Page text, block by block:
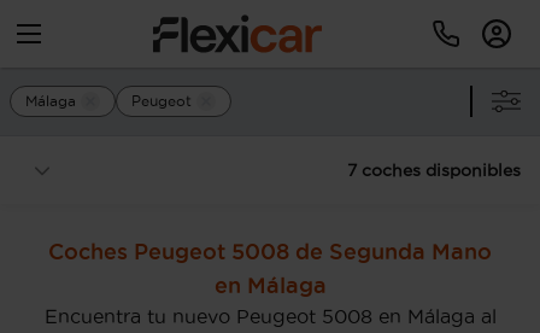
Málaga Peugeot
7 coches disponibles
Coches Peugeot 5008 de Segunda Mano
en Málaga
Encuentra tu nuevo Peugeot 5008 en Málaga al